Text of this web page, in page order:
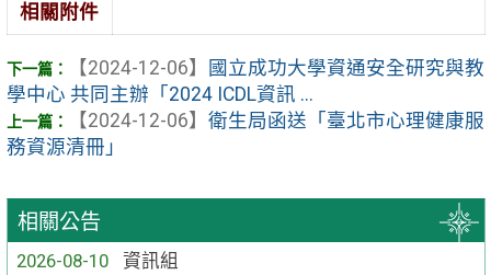
相關公告
2026-08-10
資訊組
相關附件
【2024-12-06】
國立成功大學資通安全研究與教
學中心 共同主辦「2024 ICDL資訊 ...
【2024-12-06】 衛生局函送「臺北市心理健康服
務資源清冊」